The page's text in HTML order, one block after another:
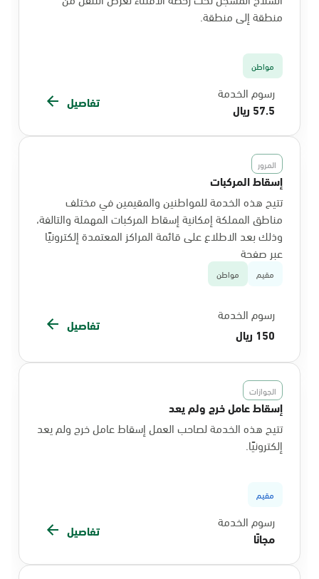
منطقة إلى منطقة.
مواطن
رسوم الخدمة
57.5 ريال
تفاصيل
المرور
إسقاط المركبات
تتيح هذه الخدمة للمواطنين والمقيمين في مختلف
مناطق المملكة إمكانية إسقاط المركبات المهملة والتالفة،
وذلك بعد الاطلاع على قائمة المراكز المعتمدة إلكترونيًا
عبر صفحة
مقيم مواطن
رسوم الخدمة
150 ريال
تفاصيل
الجوازات
إسقاط عامل خرج ولم يعد
تتيح هذه الخدمة لصاحب العمل إسقاط عامل خرج ولم يعد
إلكترونيًا.
مقيم
رسوم الخدمة
مجانًا
تفاصيل